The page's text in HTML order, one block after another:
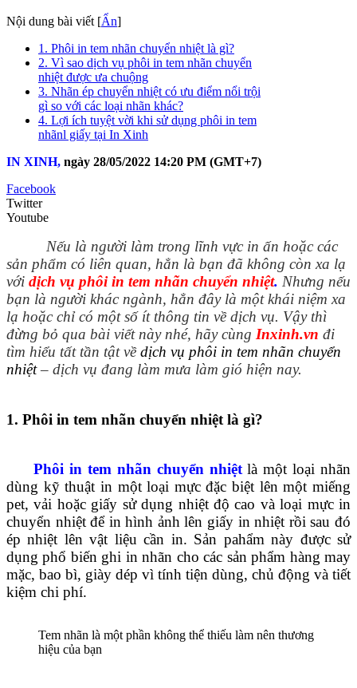
Nội dung bài viết [Ẩn]
1. Phôi in tem nhãn chuyển nhiệt là gì?
2. Vì sao dịch vụ phôi in tem nhãn chuyển
nhiệt được ưa chuộng
3. Nhãn ép chuyển nhiệt có ưu điểm nổi trội
gì so với các loại nhãn khác?
4. Lợi ích tuyệt vời khi sử dụng phôi in tem
nhãnl giấy tại In Xinh
IN XINH, ngày 28/05/2022 14:20 PM (GMT+7)
Facebook
Twitter
Youtube
Nếu là người làm trong lĩnh vực in ấn hoặc các
sản phẩm có liên quan, hẳn là bạn đã không còn xa lạ
với dịch vụ phôi in tem nhãn chuyển nhiệt. Nhưng nếu
bạn là người khác ngành, hẳn đây là một khái niệm xa
lạ hoặc chỉ có một số ít thông tin về dịch vụ. Vậy thì
đừng bỏ qua bài viết này nhé, hãy cùng Inxinh.vn đi
tìm hiểu tất tần tật vềdịch vụ phôi in tem nhãn chuyển
nhiệt – dịch vụ đang làm mưa làm gió hiện nay.
1. Phôi in tem nhãn chuyển nhiệt là gì?
Phôi in tem nhãn chuyển nhiệtlà một loại nhãn
dùng kỹ thuật in một loại mực đặc biệt lên một miếng
pet, vải hoặc giấy sử dụng nhiệt độ cao và loại mực in
chuyển nhiệt để in hình ảnh lên giấy in nhiệt rồi sau đó
ép nhiệt lên vật liệu cần in. Sản pahẩm này được sử
dụng phổ biến ghi in nhãn cho các sản phẩm hàng may
mặc, bao bì, giày dép vì tính tiện dùng, chủ động và tiết
kiệm chi phí.
Tem nhãn là một phần không thể thiếu làm nên thương
hiệu của bạn